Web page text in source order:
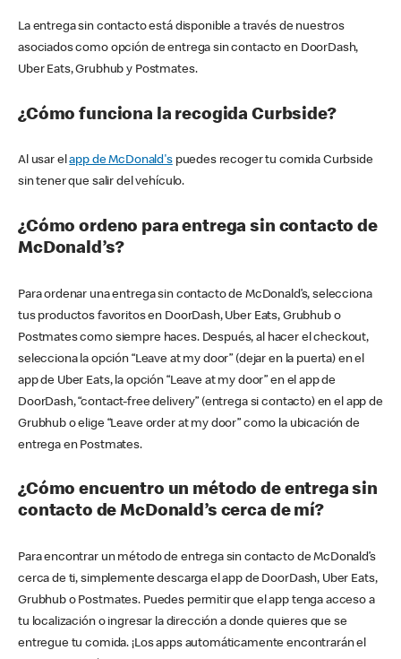
La entrega sin contacto está disponible a través de nuestros
asociados como opción de entrega sin contacto en DoorDash,
Uber Eats, Grubhub y Postmates.
¿Cómo funciona la recogida Curbside?
Al usar elapp de McDonald'spuedes recoger tu comida Curbside
sin tener que salir del vehículo.
¿Cómo ordeno para entrega sin contacto de
McDonald’s?
Para ordenar una entrega sin contacto de McDonald’s, selecciona
tus productos favoritos en DoorDash, Uber Eats, Grubhub o
Postmates como siempre haces. Después, al hacer el checkout,
selecciona la opción “Leave at my door” (dejar en la puerta) en el
app de Uber Eats, la opción “Leave at my door” en el app de
DoorDash, “contact-free delivery” (entrega si contacto) en el app de
Grubhub o elige “Leave order at my door” como la ubicación de
entrega en Postmates.
¿Cómo encuentro un método de entrega sin
contacto de McDonald’s cerca de mí?
Para encontrar un método de entrega sin contacto de McDonald’s
cerca de ti, simplemente descarga el app de DoorDash, Uber Eats,
Grubhub o Postmates. Puedes permitir que el app tenga acceso a
tu localización o ingresar la dirección a donde quieres que se
entregue tu comida. ¡Los apps automáticamente encontrarán el